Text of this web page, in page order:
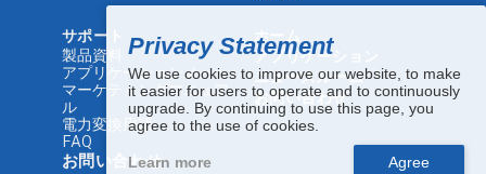
Privacy Statement
We use cookies to improve our website, to make
it easier for users to operate and to continuously
upgrade. By continuing to use this page, you
agree to the use of cookies.
Learn more
サポート
製品資料
アプリケーションノート
マーケティングマニュア
ル
電力変換用語
FAQ
ホーム
アプリケーション
ニュースルーム
お問い合わせ
お問い合わせ